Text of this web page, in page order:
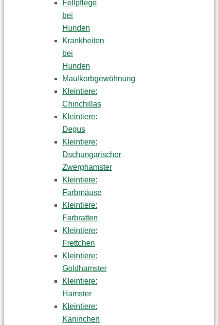
Fellpflege
bei
Hunden
Krankheiten
bei
Hunden
Maulkorbgewöhnung
Kleintiere:
Chinchillas
Kleintiere:
Degus
Kleintiere:
Dschungarischer
Zwerghamster
Kleintiere:
Farbmäuse
Kleintiere:
Farbratten
Kleintiere:
Frettchen
Kleintiere:
Goldhamster
Kleintiere:
Hamster
Kleintiere:
Kaninchen